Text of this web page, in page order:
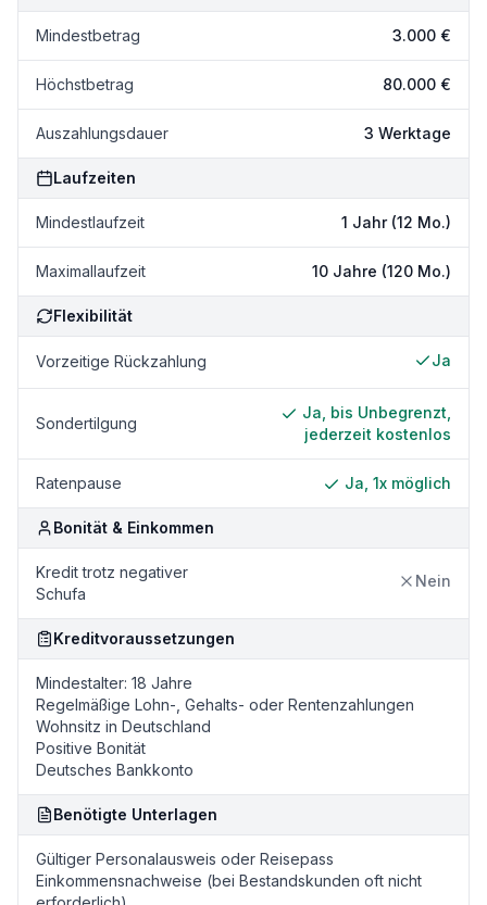
Mindestbetrag 3.000 €
Höchstbetrag 80.000 €
Auszahlungsdauer 3 Werktage
Laufzeiten
Mindestlaufzeit 1 Jahr (12 Mo.)
Maximallaufzeit 10 Jahre (120 Mo.)
Flexibilität
Vorzeitige Rückzahlung Ja
Sondertilgung
Ja, bis Unbegrenzt,
jederzeit kostenlos
Ratenpause Ja, 1x möglich
Bonität & Einkommen
Kredit trotz negativer
Schufa
Nein
Kreditvoraussetzungen
Mindestalter: 18 Jahre
Regelmäßige Lohn-, Gehalts- oder Rentenzahlungen
Wohnsitz in Deutschland
Positive Bonität
Deutsches Bankkonto
Benötigte Unterlagen
Gültiger Personalausweis oder Reisepass
Einkommensnachweise (bei Bestandskunden oft nicht